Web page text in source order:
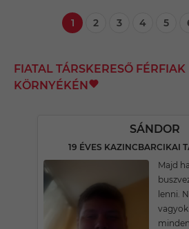
1 2 3 4 5
FIATAL TÁRSKERESŐ
KÖRNYÉKÉN
SÁNDOR
19 ÉVES KAZINCBARCIKAI
Majd
lenni.
vagyok